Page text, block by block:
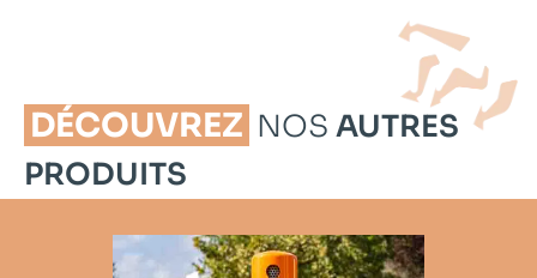
DÉCOUVREZ NOS AUTRES
PRODUITS